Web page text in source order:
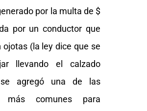
por la multa de $
por un conductor que
ojotas (la ley dice que se
llevando el calzado
se agregó una de las
más comunes para